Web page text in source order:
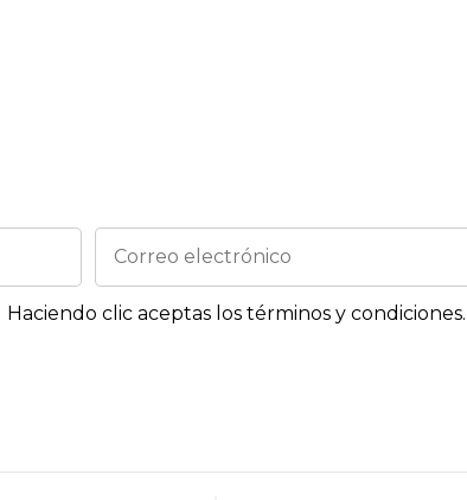
Haciendo clic aceptas los términos y condiciones.